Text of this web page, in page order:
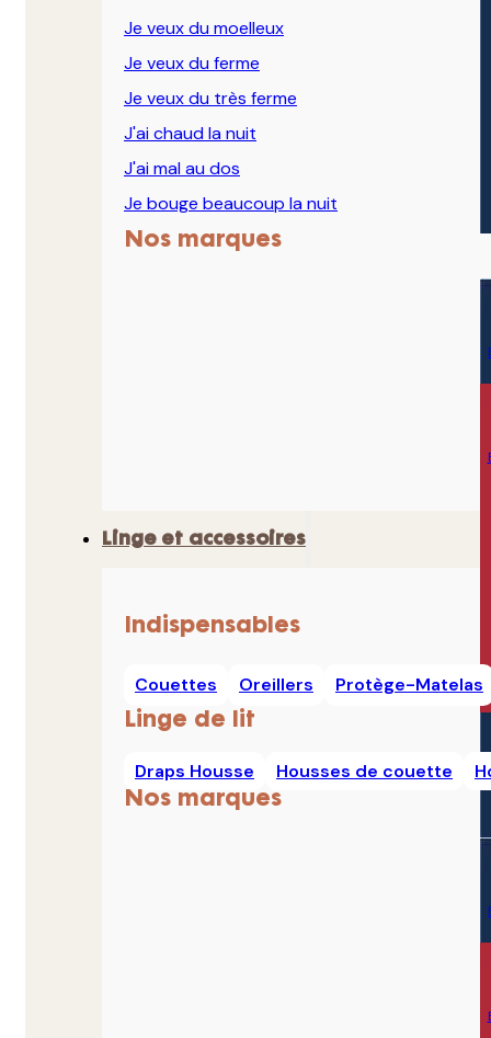
Je veux du moelleux
Je veux du ferme
Je veux du très ferme
J'ai chaud la nuit
J'ai mal au dos
Je bouge beaucoup la nuit
Nos marques
Linge et accessoires
Indispensables
Couettes Oreillers Protège-Matelas
Linge de lit
Draps Housse Housses de couette
Nos marques